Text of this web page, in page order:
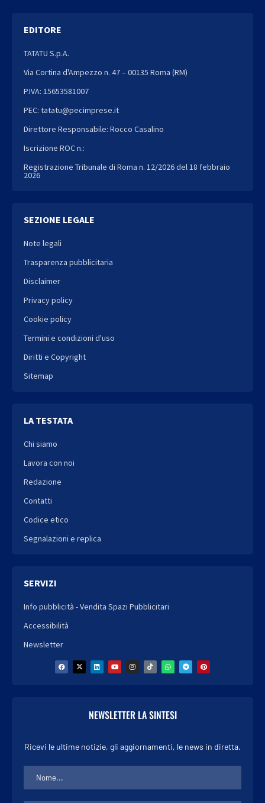
EDITORE
TATATU S.p.A.
Via Cortina d'Ampezzo n. 47 – 00135 Roma (RM)
P.IVA: 15653581007
PEC: tatatu@pecimprese.it
Direttore Responsabile: Rocco Casalino
Iscrizione ROC n.:
Registrazione Tribunale di Roma n. 12/2026 del 18 febbraio
2026
SEZIONE LEGALE
Note legali
Trasparenza pubblicitaria
Disclaimer
Privacy policy
Cookie policy
Termini e condizioni d'uso
Diritti e Copyright
Sitemap
LA TESTATA
Chi siamo
Lavora con noi
Redazione
Contatti
Codice etico
Segnalazioni e replica
SERVIZI
Info pubblicità - Vendita Spazi Pubblicitari
Accessibilità
Newsletter
NEWSLETTER LA SINTESI
Ricevi le ultime notizie, gli aggiornamenti, le news in diretta.